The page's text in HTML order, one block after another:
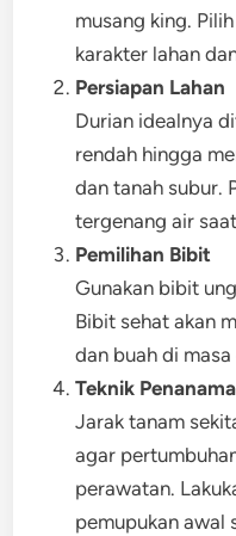
musang king.
karakter lahan
Persiapan Lahan
Durian idealnya
rendah hingga
dan tanah subur.
tergenang air
Pemilihan Bibit
Gunakan bibit
Bibit sehat akan
dan buah di masa
Teknik
Jarak tanam
agar
perawatan.
pemupukan awal